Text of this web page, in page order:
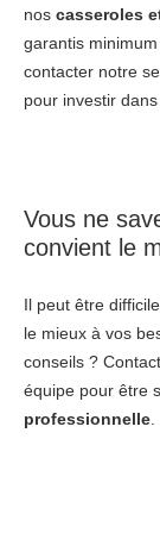
nos casseroles
garantis
contacter notre
pour investir
Vous ne
convient le
Il peut être
le mieux à vos
conseils ?
équipe pour être
professionnelle.